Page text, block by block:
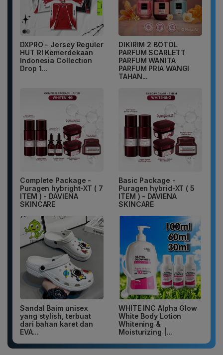
DXPRO - Jersey Reguler
HUT RI Kemerdekaan
Indonesia Collection
Drop 1...
DIKIRIM 2 BOTOL
PARFUM SCARLETT
PARFUM WANITA
PARFUM PRIA WANGI
TAHAN...
Complete Package -
Puragen hybright-XT ( 7
ITEM ) - DAVIENA
SKINCARE
Basic Package -
Puragen hybrid-XT ( 5
ITEM ) - DAVIENA
SKINCARE
Sandal Baim unisex
yang stylish, terbuat
dari bahan karet dan
EVA...
WHITE INC Alpha Glow
White Body Lotion
Whitening &
Moisturizing |...